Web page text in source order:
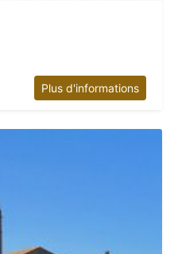
Plus d'informations